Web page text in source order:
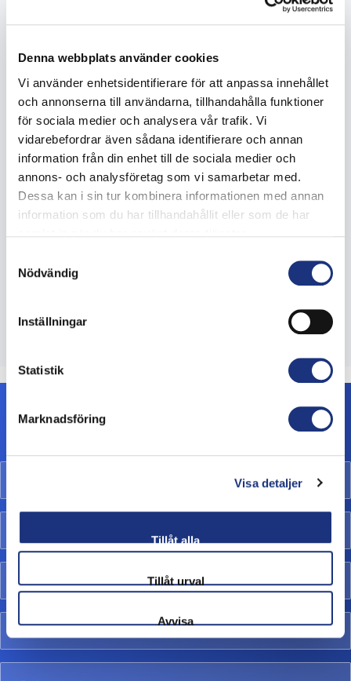
Denna webbplats använder cookies
Vi använder enhetsidentifierare för att anpassa innehållet
och annonserna till användarna, tillhandahålla funktioner
för sociala medier och analysera vår trafik. Vi
vidarebefordrar även sådana identifierare och annan
information från din enhet till de sociala medier och
annons- och analysföretag som vi samarbetar med.
Dessa kan i sin tur kombinera informationen med annan
information som du har tillhandahållit eller som de har
Nödvändig
Inställningar
Statistik
Marknadsföring
Visa detaljer
Tillåt alla
Tillåt urval
Avvisa
Kontaktieren Sie uns für DPF für LKWs
Wenn Sie mehr über die Funktionsweise von Partikelfiltern
für LKWs erfahren möchten, wenden Sie sich bitte an uns.
Fakten. Wir teilen unser Wissen gerne und liefern Ihnen